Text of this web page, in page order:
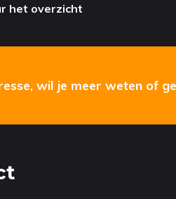
het overzicht
wil je meer weten of